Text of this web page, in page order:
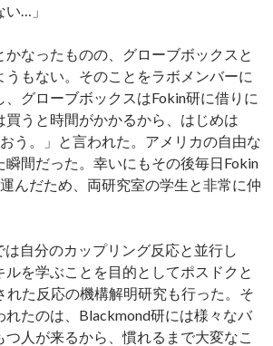
…」
かなったものの、グローブボックスと
うもない。そのことをラボメンバーに
、グローブボックスはFokin研に借りに
買うと時間がかかるから、はじめは
う。」と言われた。アメリカの自由な
瞬間だった。幸いにもその後毎日Fokin
んだため、両研究室の学生と非常に仲
自分のカップリング反応と並行し
ルを学ぶことを目的としてポスドクと
れた反応の機構解明研究も行った。そ
れたのは、Blackmond研には様々なバ
つ人が来るから、慣れるまで大変なこ